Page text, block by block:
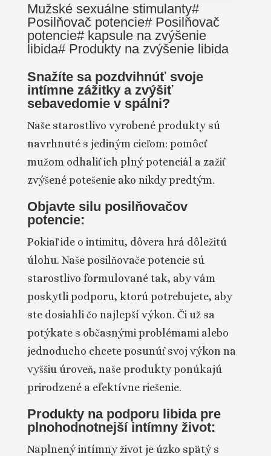
Mužské sexuálne stimulanty#
Posilňovač potencie# Posilňovač
potencie# kapsule na zvýšenie
libida# Produkty na zvýšenie libida
Snažíte sa pozdvihnúť svoje
intímne zážitky a zvýšiť
sebavedomie v spálni?
Naše starostlivo vyrobené produkty sú
navrhnuté s jediným cieľom: pomôcť
mužom odhaliť ich plný potenciál a zažiť
zvýšené potešenie ako nikdy predtým.
Objavte silu posilňovačov
potencie:
Pokiaľ ide o intimitu, dôvera hrá dôležitú
úlohu. Naše posilňovače potencie sú
starostlivo formulované tak, aby vám
poskytli podporu, ktorú potrebujete, aby
ste dosiahli čo najlepší výkon. Či už sa
potýkate s občasnými problémami alebo
jednoducho chcete posunúť svoj výkon na
vyššiu úroveň, naše produkty ponúkajú
prirodzené a efektívne riešenie.
Produkty na podporu libida pre
plnohodnotnejší intímny život:
Naplnený intímny život je úzko spätý s